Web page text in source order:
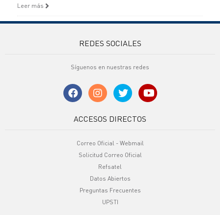
Leer más
REDES SOCIALES
Síguenos en nuestras redes
ACCESOS DIRECTOS
Correo Oficial - Webmail
Solicitud Correo Oficial
Refsatel
Datos Abiertos
Preguntas Frecuentes
UPSTI